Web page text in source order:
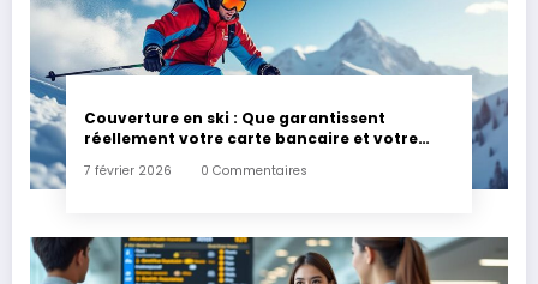
Couverture en ski : Que garantissent
réellement votre carte bancaire et votre
7 février 2026 0 Commentaires